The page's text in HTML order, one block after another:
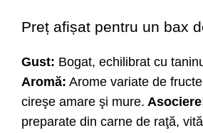
Preț afișat pentru un bax
Gust: Bogat, echilibrat cu
Aromă: Arome variate de
cireşe amare şi mure.
preparate din carne de raţă,